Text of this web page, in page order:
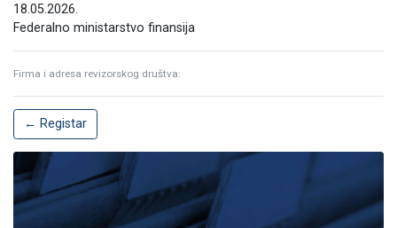
18.05.2026.
Federalno ministarstvo finansija
Firma i adresa revizorskog društva:
← Registar